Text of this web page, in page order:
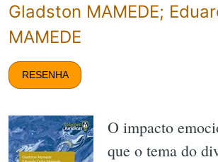
Gladston MAMEDE;
MAMEDE
RESENHA
O impacto
que o tema do